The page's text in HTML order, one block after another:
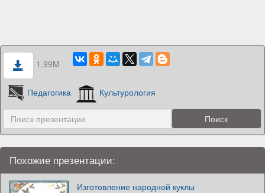
1.99M
Педагогика Культурология
Похожие презентации:
Изготовление народной куклы